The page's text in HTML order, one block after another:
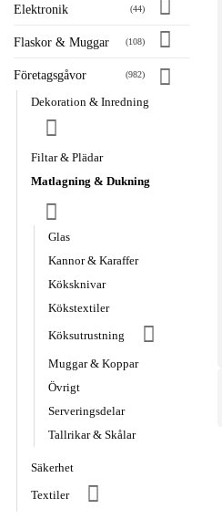
Elektronik (44)
Flaskor & Muggar (108)
Företagsgåvor (982)
Dekoration & Inredning
Filtar & Plädar
Matlagning & Dukning
Glas
Kannor & Karaffer
Köksknivar
Kökstextiler
Köksutrustning
Muggar & Koppar
Övrigt
Serveringsdelar
Tallrikar & Skålar
Säkerhet
Textiler